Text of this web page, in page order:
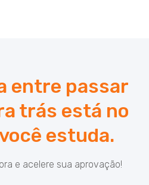
entre passar
trás está no
estuda.
e acelere sua aprovação!